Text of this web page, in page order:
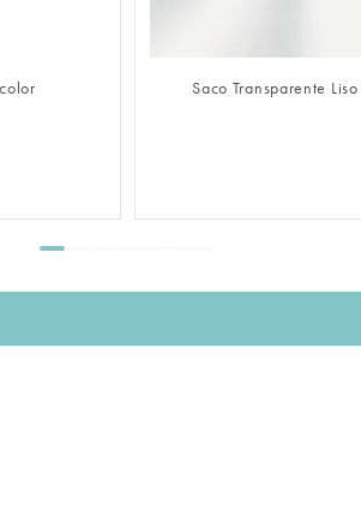
Saco Transparente